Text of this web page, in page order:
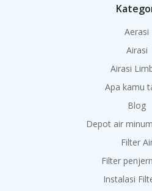
Aerasi
Airasi
Airasi
Apa kamu
Blog
Depot air
Filter
Filter
Instalasi